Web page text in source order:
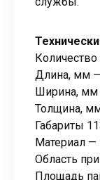
Длина, мм
Ширина, мм
Толщина,
Габариты
Материал —
Область
Площадь